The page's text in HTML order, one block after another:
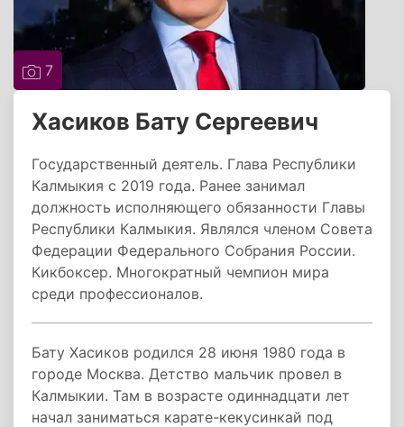
7
Хасиков Бату Сергеевич
Государственный деятель. Глава Республики
Калмыкия с 2019 года. Ранее занимал
должность исполняющего обязанности Главы
Республики Калмыкия. Являлся членом Совета
Федерации Федерального Собрания России.
Кикбоксер. Многократный чемпион мира
среди профессионалов.
Бату Хасиков родился 28 июня 1980 года в
городе Москва. Детство мальчик провел в
Калмыкии. Там в возрасте одиннадцати лет
начал заниматься карате-кекусинкай под